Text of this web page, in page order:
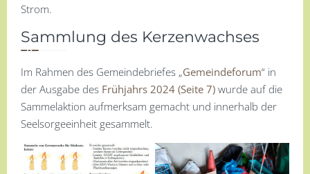
Strom.
Sammlung des Kerzenwachses
Im Rahmen des Gemeindebriefes „Gemeindeforum“ in
der Ausgabe des Frühjahrs 2024 (Seite 7) wurde auf die
Sammelaktion aufmerksam gemacht und innerhalb der
Seelsorgeeinheit gesammelt.